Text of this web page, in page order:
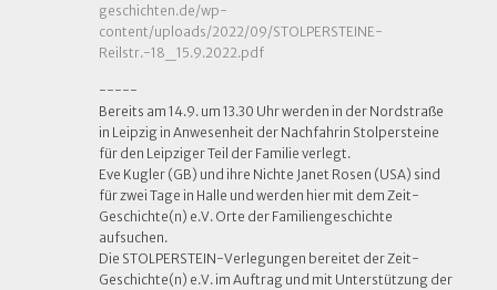
geschichten.de/wp-
content/uploads/2022/09/STOLPERSTEINE-
Reilstr.-18_15.9.2022.pdf
-----
Bereits am 14.9. um 13.30 Uhr werden in der Nordstraße
in Leipzig in Anwesenheit der Nachfahrin Stolpersteine
für den Leipziger Teil der Familie verlegt.
Eve Kugler (GB) und ihre Nichte Janet Rosen (USA) sind
für zwei Tage in Halle und werden hier mit dem Zeit-
Geschichte(n) e.V. Orte der Familiengeschichte
aufsuchen.
Die STOLPERSTEIN-Verlegungen bereitet der Zeit-
Geschichte(n) e.V. im Auftrag und mit Unterstützung der